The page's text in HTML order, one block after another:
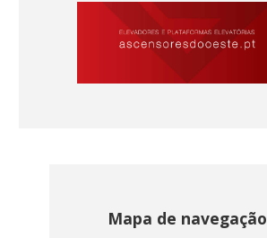
Mapa de navegação